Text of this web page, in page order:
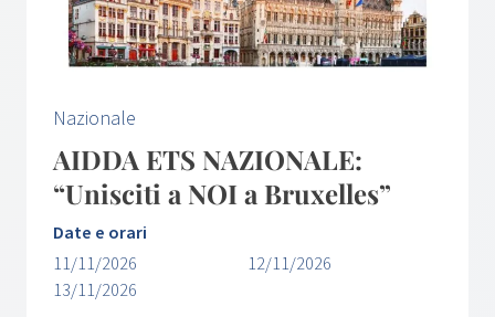
Nazionale
AIDDA ETS NAZIONALE:
“Unisciti a NOI a Bruxelles”
Date e orari
11/11/2026
12/11/2026
13/11/2026